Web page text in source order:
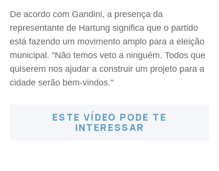
De acordo com Gandini, a presença da
representante de Hartung significa que o partido
está fazendo um movimento amplo para a eleição
municipal. "Não temos veto a ninguém. Todos que
quiserem nos ajudar a construir um projeto para a
cidade serão bem-vindos."
ESTE VÍDEO PODE TE
INTERESSAR